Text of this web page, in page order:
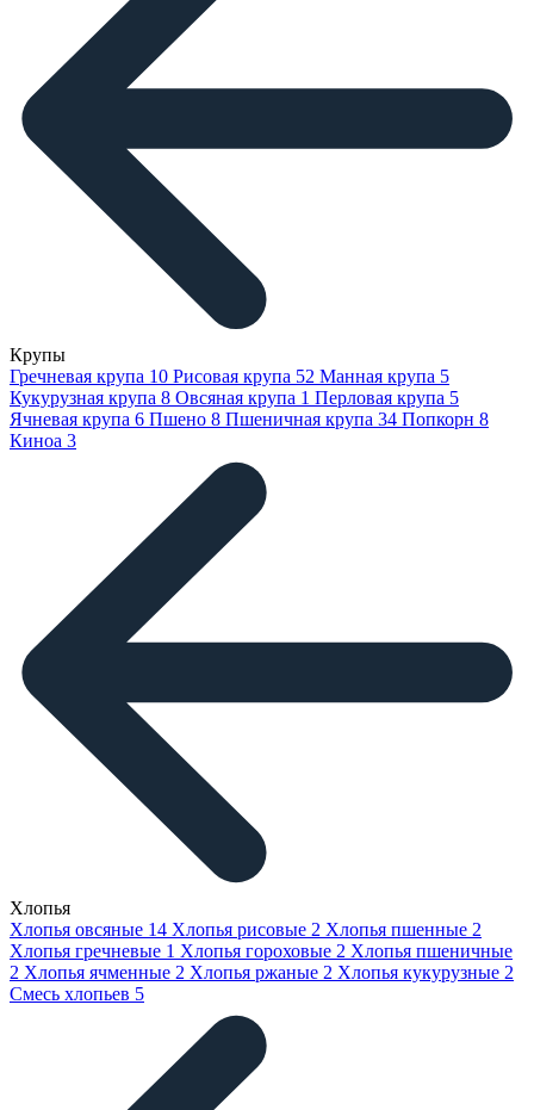
Крупы
Гречневая крупа 10 Рисовая крупа 52 Манная крупа 5
Кукурузная крупа 8 Овсяная крупа 1 Перловая крупа 5
Ячневая крупа 6 Пшено 8 Пшеничная крупа 34 Попкорн 8
Киноа 3
Хлопья
Хлопья овсяные 14 Хлопья рисовые 2 Хлопья пшенные 2
Хлопья гречневые 1 Хлопья гороховые 2 Хлопья пшеничные
2 Хлопья ячменные 2 Хлопья ржаные 2 Хлопья кукурузные 2
Смесь хлопьев 5